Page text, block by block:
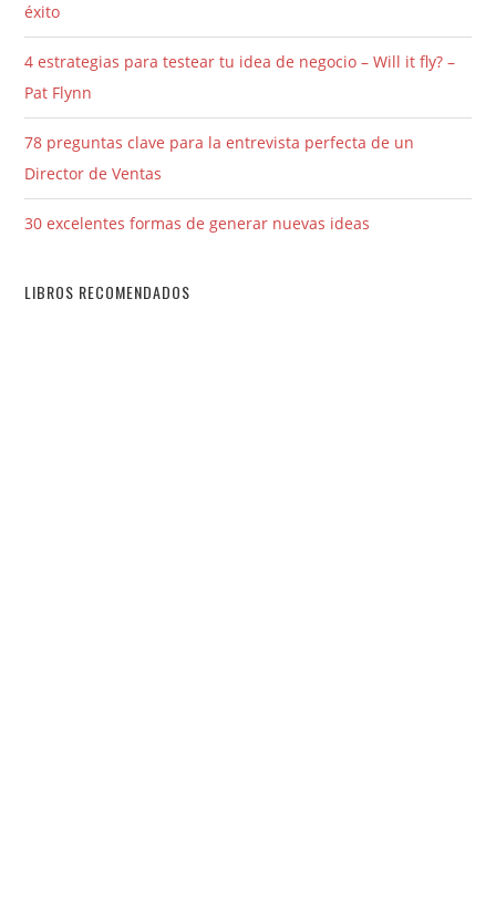
éxito
4 estrategias para testear tu idea de negocio – Will it fly? –
Pat Flynn
78 preguntas clave para la entrevista perfecta de un
Director de Ventas
30 excelentes formas de generar nuevas ideas
LIBROS RECOMENDADOS